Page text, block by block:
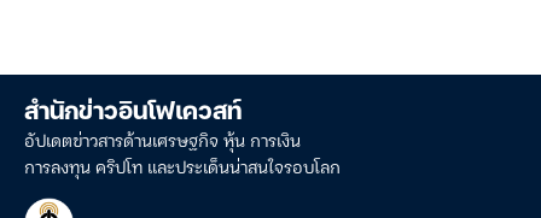
สำนักข่าวอินโฟเควสท์
อัปเดตข่าวสารด้านเศรษฐกิจ หุ้น การเงิน
การลงทุน คริปโท และประเด็นน่าสนใจรอบโลก